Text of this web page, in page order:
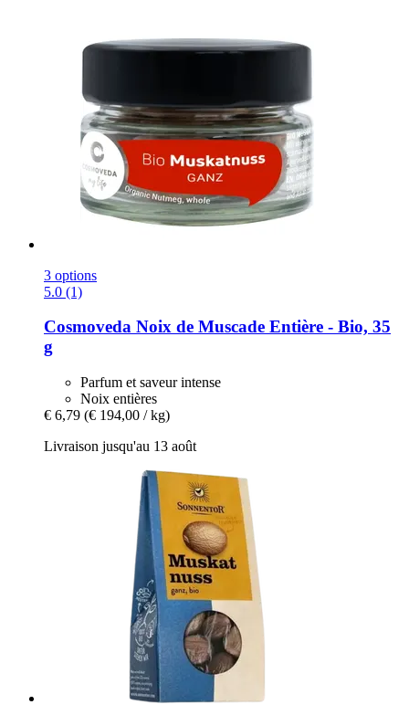
3 options
5.0 (1)
Cosmoveda Noix de Muscade Entière -​ Bio, 35
g
Parfum et saveur intense
Noix entières
€ 6,79 (€ 194,00 / kg)
Livraison jusqu'au 13 août